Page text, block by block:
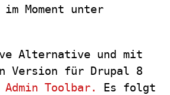
Moment unter
Alternative und mit
Version für Drupal 8
Admin Toolbar.
Es folgt